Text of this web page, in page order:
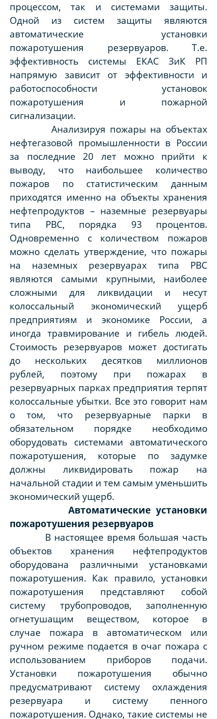
процессом, так и системами защиты.
Одной из систем защиты являются
автоматические установки
пожаротушения резервуаров. Т.е.
эффективность системы ЕКАС ЗиК РП
напрямую зависит от эффективности и
работоспособности установок
пожаротушения и пожарной
сигнализации.
Анализируя пожары на объектах
нефтегазовой промышленности в России
за последние 20 лет можно прийти к
выводу, что наибольшее количество
пожаров по статистическим данным
приходятся именно на объекты хранения
нефтепродуктов – наземные резервуары
типа РВС, порядка 93 процентов.
Одновременно с количеством пожаров
можно сделать утверждение, что пожары
на наземных резервуарах типа РВС
являются самыми крупными, наиболее
сложными для ликвидации и несут
колоссальный экономический ущерб
предприятиям и экономике России, а
иногда травмирование и гибель людей.
Стоимость резервуаров может достигать
до нескольких десятков миллионов
рублей, поэтому при пожарах в
резервуарных парках предприятия терпят
колоссальные убытки. Все это говорит нам
о том, что резервуарные парки в
обязательном порядке необходимо
оборудовать системами автоматического
пожаротушения, которые по задумке
должны ликвидировать пожар на
начальной стадии и тем самым уменьшить
экономический ущерб.
Автоматические установки
пожаротушения резервуаров
В настоящее время большая часть
объектов хранения нефтепродуктов
оборудована различными установками
пожаротушения. Как правило, установки
пожаротушения представляют собой
систему трубопроводов, заполненную
огнетушащим веществом, которое в
случае пожара в автоматическом или
ручном режиме подается в очаг пожара с
использованием приборов подачи.
Установки пожаротушения обычно
предусматривают систему охлаждения
резервуара и систему пенного
пожаротушения. Однако, такие системы не